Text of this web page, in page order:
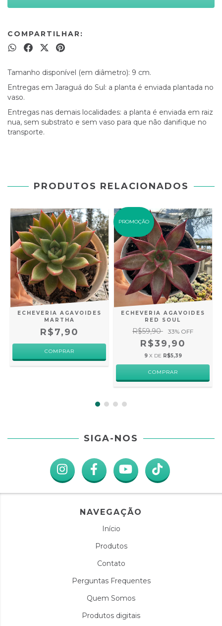
COMPARTILHAR:
Tamanho disponível (em diâmetro): 9 cm.
Entregas em Jaraguá do Sul: a planta é enviada plantada no
vaso.
Entregas nas demais localidades: a planta é enviada em raiz
nua, sem substrato e sem vaso para que não danifique no
transporte.
PRODUTOS RELACIONADOS
ECHEVERIA AGAVOIDES
MARTHA
R$7,90
PROMOÇÃO
ECHEVERIA AGAVOIDES
RED SOUL
R$59,90 33% OFF
R$39,90
9 X DE R$5,39
SIGA-NOS
NAVEGAÇÃO
Início
Produtos
Contato
Perguntas Frequentes
Quem Somos
Produtos digitais